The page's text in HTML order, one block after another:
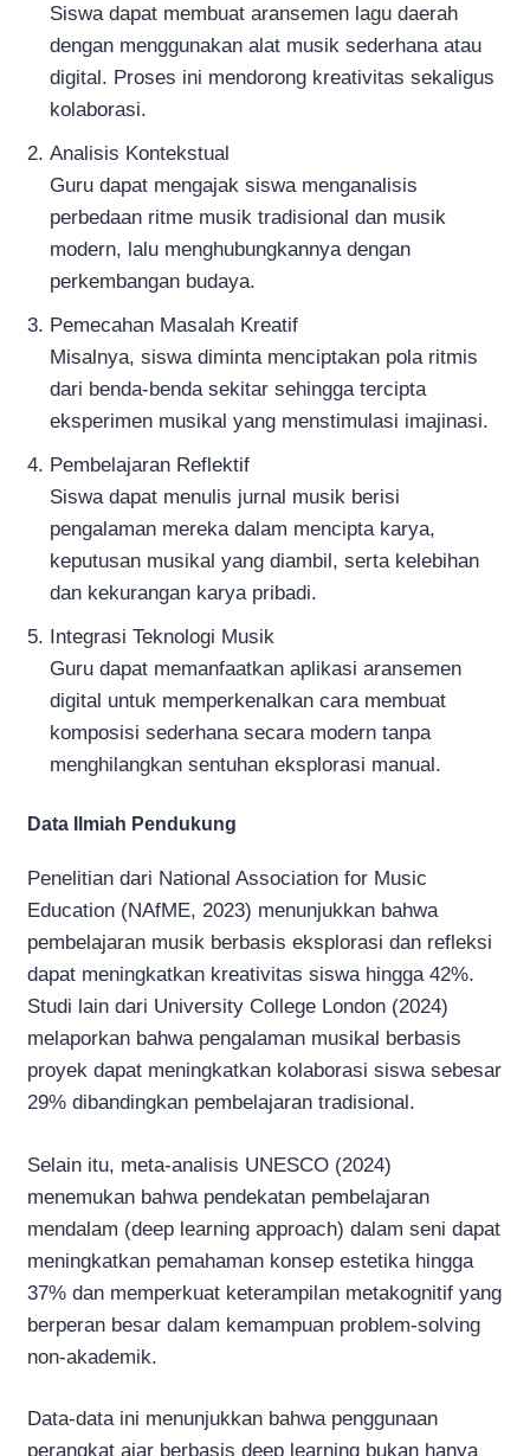
Siswa dapat membuat aransemen lagu daerah
dengan menggunakan alat musik sederhana atau
digital. Proses ini mendorong kreativitas sekaligus
kolaborasi.
Analisis Kontekstual
Guru dapat mengajak siswa menganalisis
perbedaan ritme musik tradisional dan musik
modern, lalu menghubungkannya dengan
perkembangan budaya.
Pemecahan Masalah Kreatif
Misalnya, siswa diminta menciptakan pola ritmis
dari benda-benda sekitar sehingga tercipta
eksperimen musikal yang menstimulasi imajinasi.
Pembelajaran Reflektif
Siswa dapat menulis jurnal musik berisi
pengalaman mereka dalam mencipta karya,
keputusan musikal yang diambil, serta kelebihan
dan kekurangan karya pribadi.
Integrasi Teknologi Musik
Guru dapat memanfaatkan aplikasi aransemen
digital untuk memperkenalkan cara membuat
komposisi sederhana secara modern tanpa
menghilangkan sentuhan eksplorasi manual.
Data Ilmiah Pendukung
Penelitian dari National Association for Music
Education (NAfME, 2023) menunjukkan bahwa
pembelajaran musik berbasis eksplorasi dan refleksi
dapat meningkatkan kreativitas siswa hingga 42%.
Studi lain dari University College London (2024)
melaporkan bahwa pengalaman musikal berbasis
proyek dapat meningkatkan kolaborasi siswa sebesar
29% dibandingkan pembelajaran tradisional.
Selain itu, meta-analisis UNESCO (2024)
menemukan bahwa pendekatan pembelajaran
mendalam (deep learning approach) dalam seni dapat
meningkatkan pemahaman konsep estetika hingga
37% dan memperkuat keterampilan metakognitif yang
berperan besar dalam kemampuan problem-solving
non-akademik.
Data-data ini menunjukkan bahwa penggunaan
perangkat ajar berbasis deep learning bukan hanya